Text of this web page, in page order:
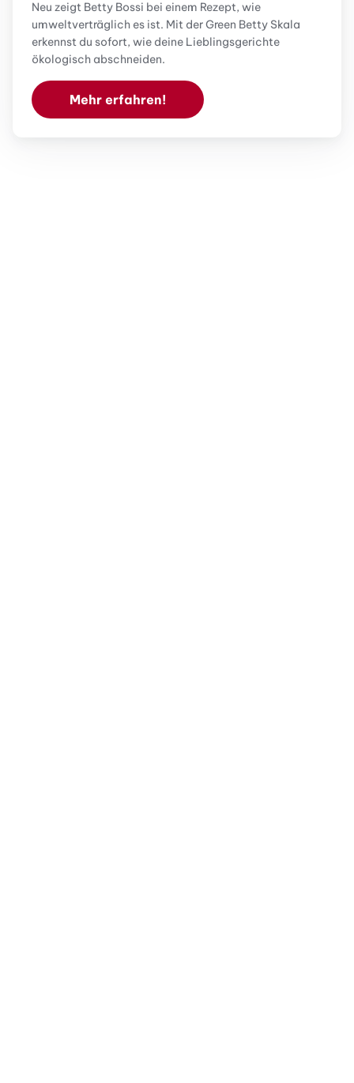
Neu zeigt Betty Bossi bei einem Rezept, wie
umweltverträglich es ist. Mit der Green Betty Skala
erkennst du sofort, wie deine Lieblingsgerichte
ökologisch abschneiden.
Mehr erfahren!